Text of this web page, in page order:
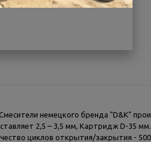
немецкого бренда "D&K"
2,5 – 3,5 мм, Картридж D-35
циклов открытия/закрытия -